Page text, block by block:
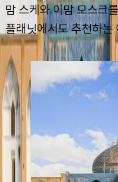
맘 스케와 이맘 모스크
플래닛에서도 추천하는